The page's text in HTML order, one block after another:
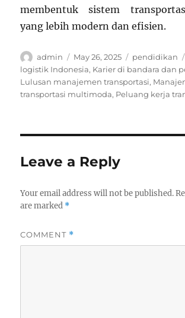
membentuk sistem
yang lebih modern dan efisien.
Author
admin
Posted
on
May 26, 2025 Categories
pendidikan
logistik Indonesia, Karier di bandara dan
Lulusan manajemen transportasi,
transportasi multimoda, Peluang kerja
Leave a Reply
Your email address will not be published.
are marked *
COMMENT *